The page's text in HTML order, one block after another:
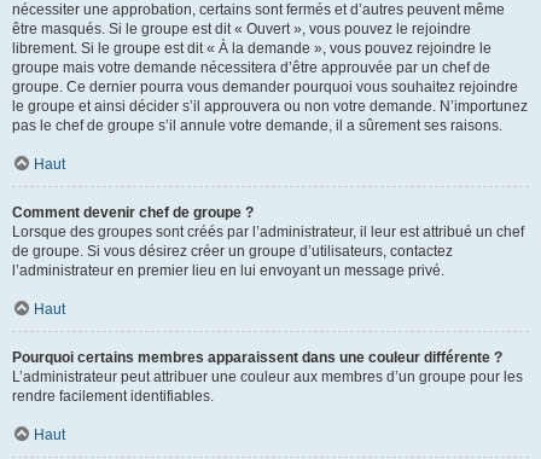
nécessiter une approbation, certains sont fermés et d’autres peuvent même
être masqués. Si le groupe est dit « Ouvert », vous pouvez le rejoindre
librement. Si le groupe est dit « À la demande », vous pouvez rejoindre le
groupe mais votre demande nécessitera d’être approuvée par un chef de
groupe. Ce dernier pourra vous demander pourquoi vous souhaitez rejoindre
le groupe et ainsi décider s’il approuvera ou non votre demande. N’importunez
pas le chef de groupe s’il annule votre demande, il a sûrement ses raisons.
Haut
Comment devenir chef de groupe ?
Lorsque des groupes sont créés par l’administrateur, il leur est attribué un chef
de groupe. Si vous désirez créer un groupe d’utilisateurs, contactez
l’administrateur en premier lieu en lui envoyant un message privé.
Haut
Pourquoi certains membres apparaissent dans une couleur différente ?
L’administrateur peut attribuer une couleur aux membres d’un groupe pour les
rendre facilement identifiables.
Haut